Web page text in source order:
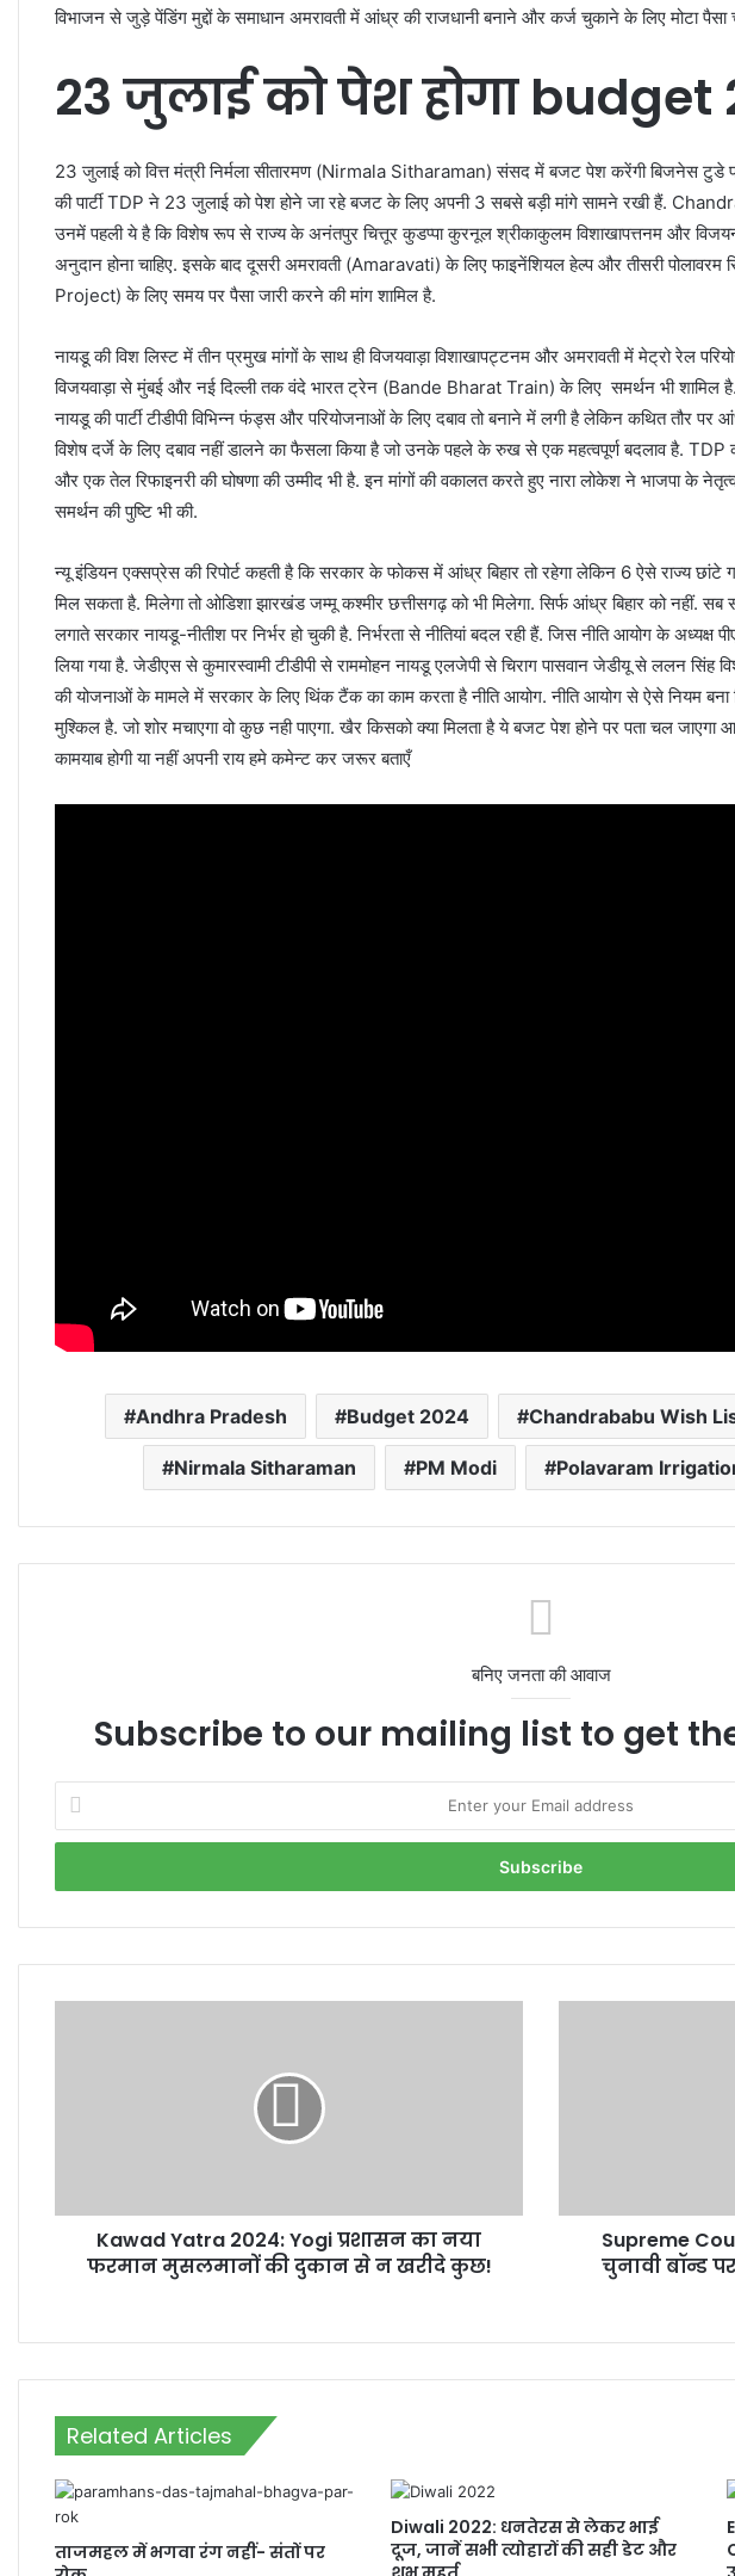
विभाजन से जुड़े पेंडिंग मुद्दों के समाधान अमरावती में आंध्र की राजधानी बनाने और कर्ज चुकाने के लिए मोटा पैसा
23 जुलाई को पेश होगा budget
23 जुलाई को वित्त मंत्री निर्मला सीतारमण (Nirmala Sitharaman) संसद में बजट पेश करेंगी बिजनेस टुडे पर
की पार्टी TDP ने 23 जुलाई को पेश होने जा रहे बजट के लिए अपनी 3 सबसे बड़ी मांगे सामने रखी हैं.
उनमें पहली ये है कि विशेष रूप से राज्य के अनंतपुर चित्तूर कुडप्पा कुरनूल श्रीकाकुलम विशाखापत्तनम और
अनुदान होना चाहिए. इसके बाद दूसरी अमरावती (Amaravati) के लिए फाइनेंशियल हेल्प और तीसरी
Project) के लिए समय पर पैसा जारी करने की मांग शामिल है.
नायडू की विश लिस्ट में तीन प्रमुख मांगों के साथ ही विजयवाड़ा विशाखापट्टनम और अमरावती में मेट्रो रेल
विजयवाड़ा से मुंबई और नई दिल्ली तक वंदे भारत ट्रेन (Bande Bharat Train) के लिए समर्थन भी शामिल
नायडू की पार्टी टीडीपी विभिन्न फंड्स और परियोजनाओं के लिए दबाव तो बनाने में लगी है लेकिन कथित
विशेष दर्जे के लिए दबाव नहीं डालने का फैसला किया है जो उनके पहले के रुख से एक महत्वपूर्ण बदलाव है.
और एक तेल रिफाइनरी की घोषणा की उम्मीद भी है. इन मांगों की वकालत करते हुए नारा लोकेश ने भाजपा के
समर्थन की पुष्टि भी की.
न्यू इंडियन एक्सप्रेस की रिपोर्ट कहती है कि सरकार के फोकस में आंध्र बिहार तो रहेगा लेकिन 6 ऐसे राज्य
मिल सकता है. मिलेगा तो ओडिशा झारखंड जम्मू कश्मीर छत्तीसगढ़ को भी मिलेगा. सिर्फ आंध्र बिहार को नहीं. सब
लगाते सरकार नायडू-नीतीश पर निर्भर हो चुकी है. निर्भरता से नीतियां बदल रही हैं. जिस नीति आयोग के अध्यक्ष
लिया गया है. जेडीएस से कुमारस्वामी टीडीपी से राममोहन नायडू एलजेपी से चिराग पासवान जेडीयू से ललन सिंह
की योजनाओं के मामले में सरकार के लिए थिंक टैंक का काम करता है नीति आयोग. नीति आयोग से ऐसे नियम बना
मुश्किल है. जो शोर मचाएगा वो कुछ नही पाएगा. खैर किसको क्या मिलता है ये बजट पेश होने पर पता चल जाएगा
कामयाब होगी या नहीं अपनी राय हमे कमेन्ट कर जरूर बताएँ
Andhra Pradesh Budget 2024 Chandrababu Wish
Nirmala Sitharaman PM Modi Polavaram
बनिए जनता की आवाज
Subscribe to our mailing list to get
Enter
your
Email
मुसलमानों
खरीदे
Kawad Yatra 2024: Yogi प्रशासन का नया
फरमान मुसलमानों की दुकान से न खरीदे कुछ!
बॉन्ड
गया
Supreme
चुनावी बॉन्ड
Related Articles
ताजमहल में भगवा रंग नहीं- संतों पर
Diwali 2022: धनतेरस से लेकर भाई
दूज, जानें सभी त्योहारों की सही डेट और